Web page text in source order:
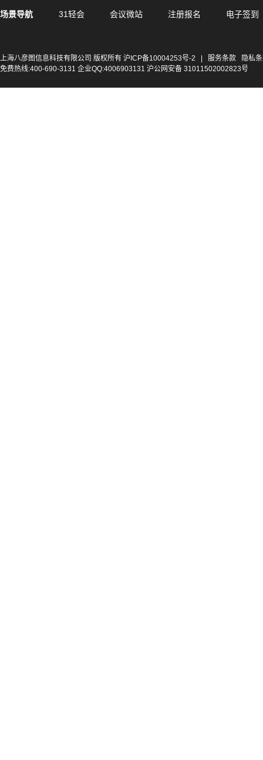
场景导航 31轻会 会议微站 注册报名 电子签到
上海八彦图信息科技有限公司 版权所有 沪ICP备10004253号-2 服务条款
隐私
免费热线:400-690-3131 企业QQ:4006903131 沪公网安备 31011502002823号